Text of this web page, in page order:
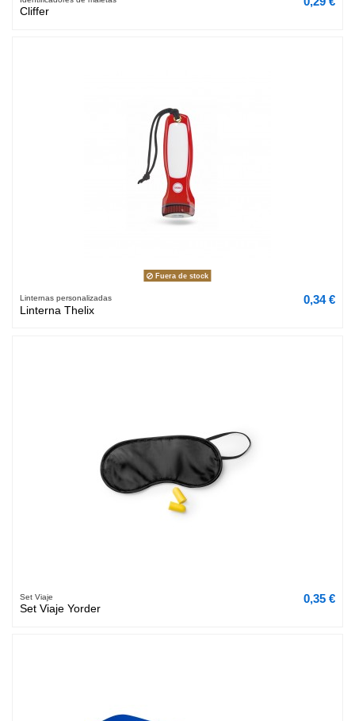
Cliffer
Fuera de stock
Linternas personalizadas
Linterna Thelix
0,34 €
Set Viaje
Set Viaje Yorder
0,35 €